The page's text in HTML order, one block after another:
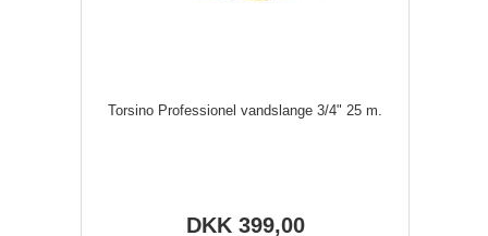
Torsino Professionel vandslange 3/4" 25 m.
DKK 399,00